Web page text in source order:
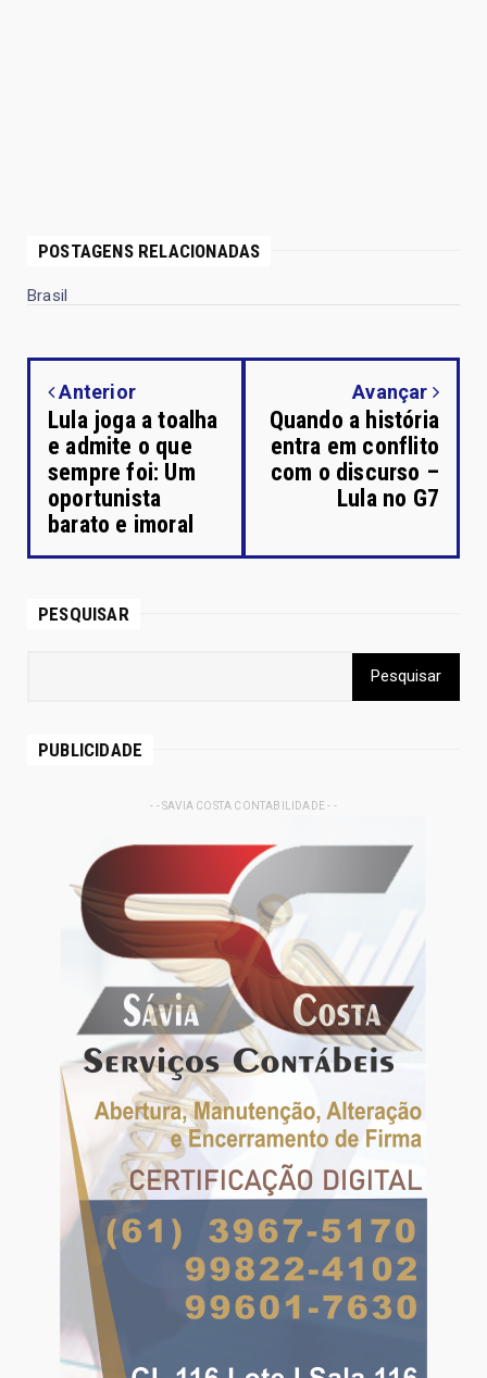
POSTAGENS RELACIONADAS
Brasil
Anterior
Lula joga a toalha
e admite o que
sempre foi: Um
oportunista
barato e imoral
Avançar
Quando a história
entra em conflito
com o discurso –
Lula no G7
PESQUISAR
PUBLICIDADE
- - SAVIA COSTA CONTABILIDADE - -